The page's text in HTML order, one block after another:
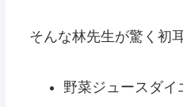
そんな林先生が驚く初
野菜ジュースダイ